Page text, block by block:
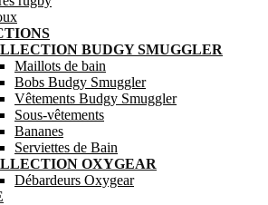
BUDGY SMUGGLER
Maillots de bain
Bobs Budgy Smuggler
Vêtements Budgy Smuggler
Sous-vêtements
Bananes
Serviettes de Bain
OXYGEAR
Débardeurs Oxygear